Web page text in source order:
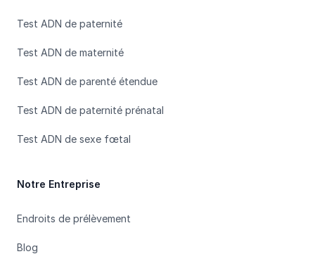
Test ADN de paternité
Test ADN de maternité
Test ADN de parenté étendue
Test ADN de paternité prénatal
Test ADN de sexe fœtal
Notre Entreprise
Endroits de prélèvement
Blog